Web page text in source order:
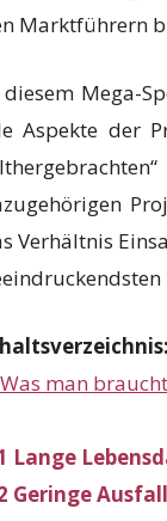
Marktführern
Mega-
Aspekte der
Verhältnis
man
Lange
Geringe